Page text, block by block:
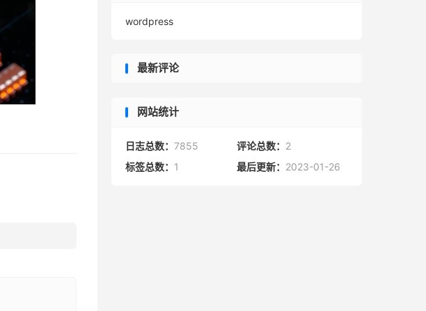
wordpress
最新评论
网站统计
日志总数： 7855 评论总数： 2
标签总数： 1 最后更新： 2023-01-26